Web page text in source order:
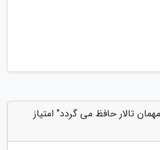
تالار حافظ می گردد" امتیاز